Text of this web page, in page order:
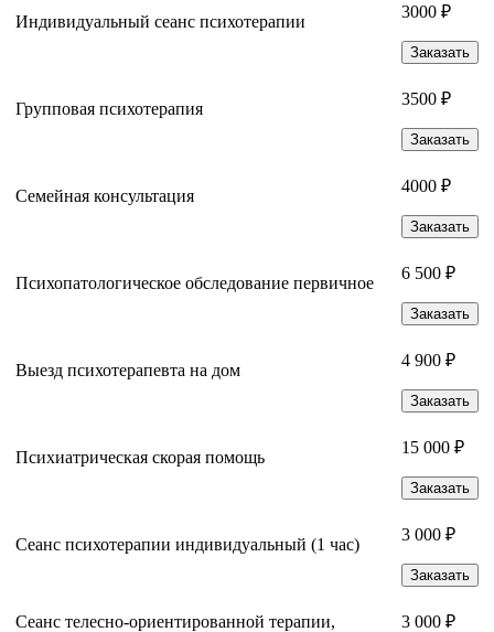
Индивидуальный сеанс психотерапии
3000 ₽
Заказать
Групповая психотерапия
3500 ₽
Заказать
Семейная консультация
4000 ₽
Заказать
Психопатологическое обследование первичное
6 500 ₽
Заказать
Выезд психотерапевта на дом
4 900 ₽
Заказать
Психиатрическая скорая помощь
15 000 ₽
Заказать
Сеанс психотерапии индивидуальный (1 час)
3 000 ₽
Заказать
Сеанс телесно-ориентированной терапии,
3 000 ₽